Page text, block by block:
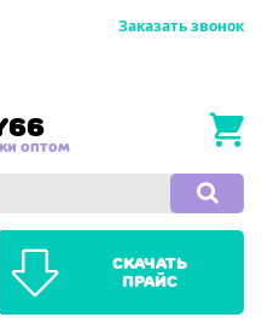
Заказать звонок
ОПТОМ
скачать
прайс